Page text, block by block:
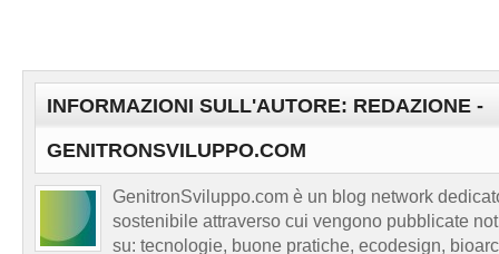
INFORMAZIONI SULL'AUTORE: REDAZIONE -
GENITRONSVILUPPO.COM
GenitronSviluppo.com è un blog network
sostenibile attraverso cui vengono pubblicate
su: tecnologie, buone pratiche, ecodesign,